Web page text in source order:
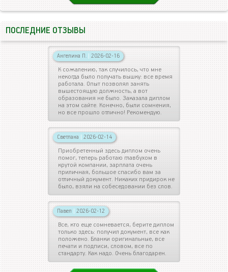
ПОСЛЕДНИЕ ОТЗЫВЫ
Ангелина П. | 2026-02-16
К сожалению, так случилось, что мне
некогда было получать вышку: все время
работала. Опыт позволял занять
вышестоящую должность, а вот
образования не было. Заказала диплом
на этом сайте. Конечно, были сомнения,
но все прошло отлично! Рекомендую.
Светлана | 2026-02-14
Приобретенный здесь диплом очень
помог, теперь работаю главбухом в
крутой компании, зарплата очень
приличная, большое спасибо вам за
отличный документ. Никаких придирок не
было, взяли на собеседовании без слов.
Павел | 2026-02-12
Все, кто еще сомневается, берите диплом
только здесь: получил документ, все как
положено. Бланки оригинальные, все
печати и подписи, словом, все по
стандарту. Как надо. Очень благодарен.